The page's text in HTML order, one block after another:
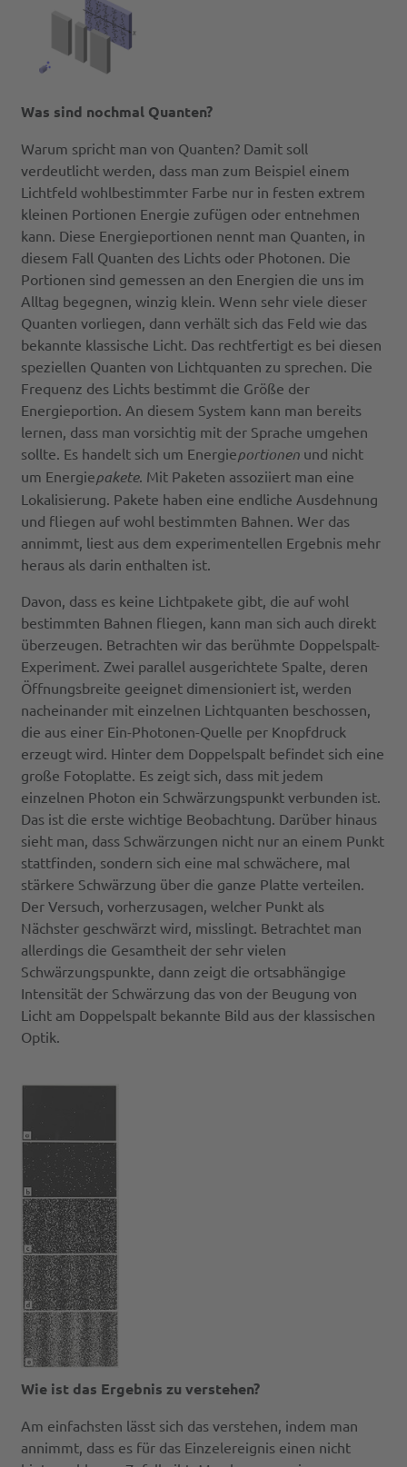
Was sind nochmal Quanten?
Warum spricht man von Quanten? Damit soll
verdeutlicht werden, dass man zum Beispiel einem
Lichtfeld wohlbestimmter Farbe nur in festen extrem
kleinen Portionen Energie zufügen oder entnehmen
kann. Diese Energieportionen nennt man Quanten, in
diesem Fall Quanten des Lichts oder Photonen. Die
Portionen sind gemessen an den Energien die uns im
Alltag begegnen, winzig klein. Wenn sehr viele dieser
Quanten vorliegen, dann verhält sich das Feld wie das
bekannte klassische Licht. Das rechtfertigt es bei diesen
speziellen Quanten von Lichtquanten zu sprechen. Die
Frequenz des Lichts bestimmt die Größe der
Energieportion. An diesem System kann man bereits
lernen, dass man vorsichtig mit der Sprache umgehen
sollte. Es handelt sich um Energieportionen und nicht
um Energiepakete. Mit Paketen assoziiert man eine
Lokalisierung. Pakete haben eine endliche Ausdehnung
und fliegen auf wohl bestimmten Bahnen. Wer das
annimmt, liest aus dem experimentellen Ergebnis mehr
heraus als darin enthalten ist.
Davon, dass es keine Lichtpakete gibt, die auf wohl
bestimmten Bahnen fliegen, kann man sich auch direkt
überzeugen. Betrachten wir das berühmte Doppelspalt-
Experiment. Zwei parallel ausgerichtete Spalte, deren
Öffnungsbreite geeignet dimensioniert ist, werden
nacheinander mit einzelnen Lichtquanten beschossen,
die aus einer Ein-Photonen-Quelle per Knopfdruck
erzeugt wird. Hinter dem Doppelspalt befindet sich eine
große Fotoplatte. Es zeigt sich, dass mit jedem
einzelnen Photon ein Schwärzungspunkt verbunden ist.
Das ist die erste wichtige Beobachtung. Darüber hinaus
sieht man, dass Schwärzungen nicht nur an einem Punkt
stattfinden, sondern sich eine mal schwächere, mal
stärkere Schwärzung über die ganze Platte verteilen.
Der Versuch, vorherzusagen, welcher Punkt als
Nächster geschwärzt wird, misslingt. Betrachtet man
allerdings die Gesamtheit der sehr vielen
Schwärzungspunkte, dann zeigt die ortsabhängige
Intensität der Schwärzung das von der Beugung von
Licht am Doppelspalt bekannte Bild aus der klassischen
Optik.
Wie ist das Ergebnis zu verstehen?
Am einfachsten lässt sich das verstehen, indem man
annimmt, dass es für das Einzelereignis einen nicht